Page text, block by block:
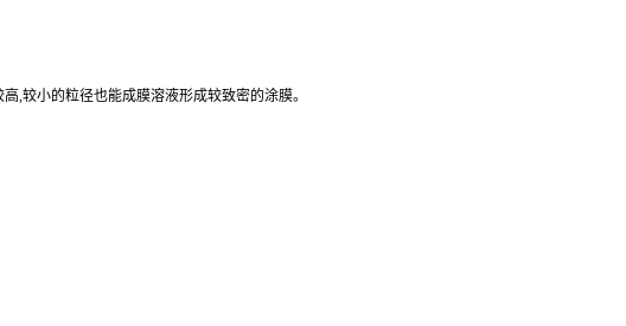
,较小的粒径也能成膜溶液形成较致密的涂膜。